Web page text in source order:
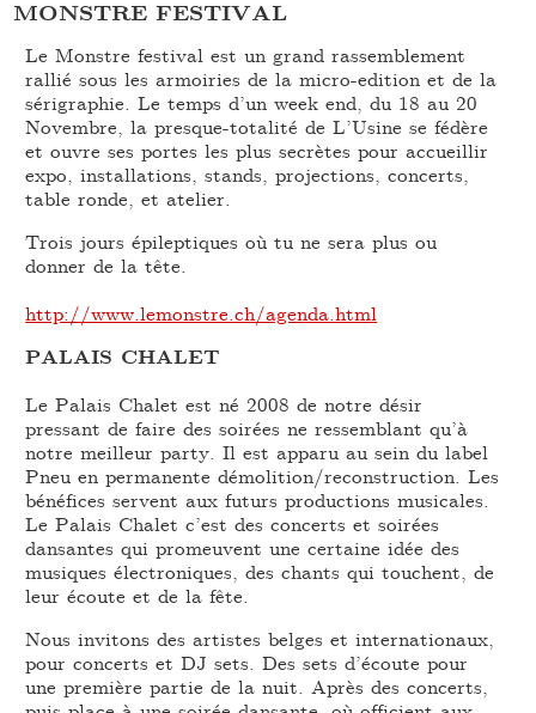
MONSTRE FESTIVAL
Le Monstre festival est un grand rassemblement
rallié sous les armoiries de la micro-edition et de la
sérigraphie. Le temps d’un week end, du 18 au 20
Novembre, la presque-totalité de L’Usine se fédère
et ouvre ses portes les plus secrètes pour accueillir
expo, installations, stands, projections, concerts,
table ronde, et atelier.
Trois jours épileptiques où tu ne sera plus ou
donner de la tête.
http://www.lemonstre.ch/agenda.html
PALAIS CHALET
Le Palais Chalet est né 2008 de notre désir
pressant de faire des soirées ne ressemblant qu’à
notre meilleur party. Il est apparu au sein du label
Pneu en permanente démolition/reconstruction. Les
bénéfices servent aux futurs productions musicales.
Le Palais Chalet c’est des concerts et soirées
dansantes qui promeuvent une certaine idée des
musiques électroniques, des chants qui touchent, de
leur écoute et de la fête.
Nous invitons des artistes belges et internationaux,
pour concerts et DJ sets. Des sets d’écoute pour
une première partie de la nuit. Après des concerts,